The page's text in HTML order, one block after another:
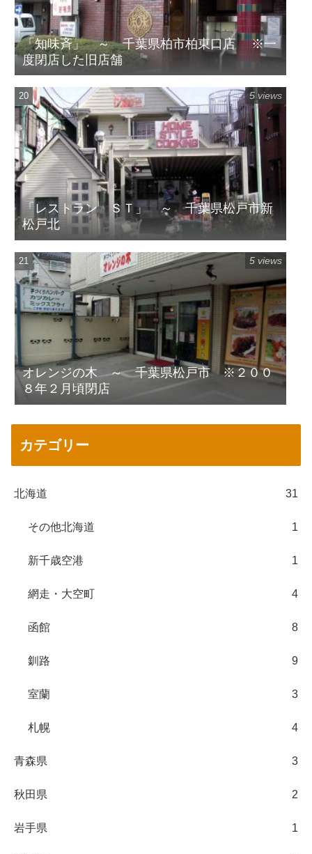
「知味斉」 ～ 千葉県柏市柏東口店 ※一
度閉店した旧店舗
「レストラン ＳＴ」 ～ 千葉県松戸市新
松戸北
5 views
オレンジの木 ～ 千葉県松戸市 ※２００
８年２月頃閉店
5 views
カテゴリー
北海道 31
その他北海道 1
新千歳空港 1
網走・大空町 4
函館 8
釧路 9
室蘭 3
札幌 4
青森県 3
秋田県 2
岩手県 1